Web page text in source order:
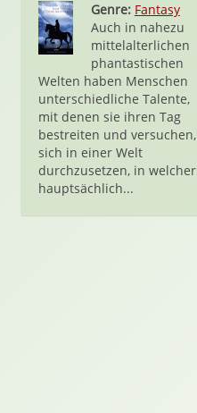
Genre: Fantasy
Auch in nahezu
mittelalterlichen
phantastischen
Welten haben Menschen
unterschiedliche Talente,
mit denen sie ihren Tag
bestreiten und versuchen,
sich in einer Welt
durchzusetzen, in welcher
hauptsächlich...